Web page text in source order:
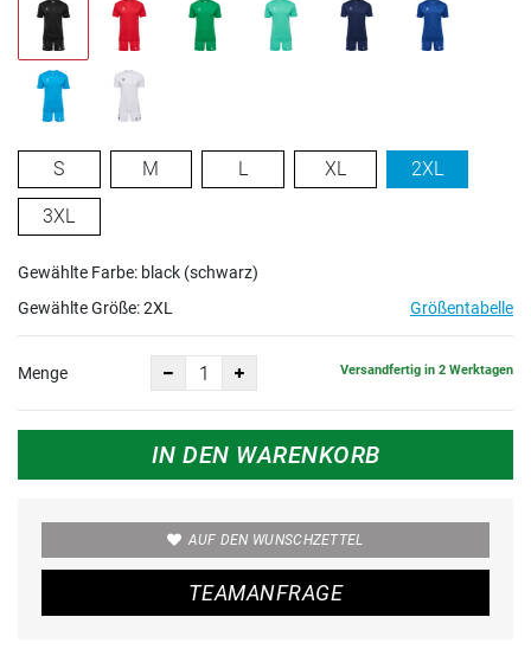
S M L XL 2XL
3XL
Gewählte Farbe: black (schwarz)
Gewählte Größe:2XL Größentabelle
Menge Versandfertig in 2 Werktagen
IN DEN WARENKORB
AUF DEN WUNSCHZETTEL
TEAMANFRAGE